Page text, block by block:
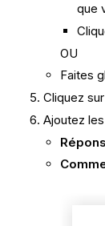
que
OU
Faites
Cliquez
Ajoutez